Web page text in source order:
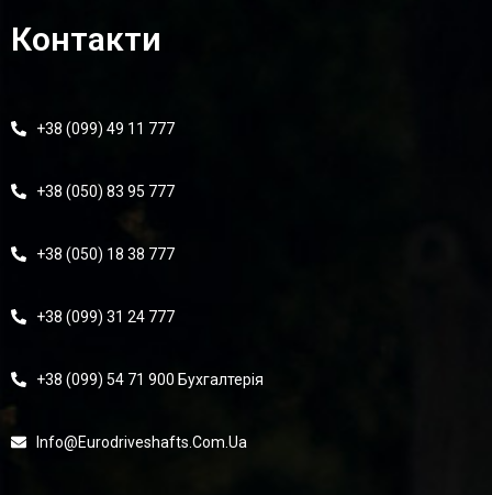
Контакти
+38 (099) 49 11 777
+38 (050) 83 95 777
+38 (050) 18 38 777
+38 (099) 31 24 777
+38 (099) 54 71 900 Бухгалтерія
Info@eurodriveshafts.com.ua